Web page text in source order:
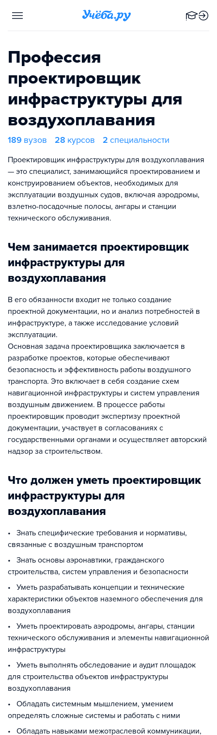
Профессия
проектировщик
инфраструктуры для
воздухоплавания
189 вузов 28 курсов 2 специальности
Проектировщик инфраструктуры для воздухоплавания
— это специалист, занимающийся проектированием и
конструированием объектов, необходимых для
эксплуатации воздушных судов, включая аэродромы,
взлетно-посадочные полосы, ангары и станции
технического обслуживания.
Чем занимается проектировщик
инфраструктуры для
воздухоплавания
В его обязанности входит не только создание
проектной документации, но и анализ потребностей в
инфраструктуре, а также исследование условий
эксплуатации.
Основная задача проектировщика заключается в
разработке проектов, которые обеспечивают
безопасность и эффективность работы воздушного
транспорта. Это включает в себя создание схем
навигационной инфраструктуры и систем управления
воздушным движением. В процессе работы
проектировщик проводит экспертизу проектной
документации, участвует в согласованиях с
государственными органами и осуществляет авторский
надзор за строительством.
Что должен уметь проектировщик
инфраструктуры для
воздухоплавания
• Знать специфические требования и нормативы,
связанные с воздушным транспортом
• Знать основы аэронавтики, гражданского
строительства, систем управления и безопасности
• Уметь разрабатывать концепции и технические
характеристики объектов наземного обеспечения для
воздухоплавания
• Уметь проектировать аэродромы, ангары, станции
технического обслуживания и элементы навигационной
инфраструктуры
• Уметь выполнять обследование и аудит площадок
для строительства объектов инфраструктуры
воздухоплавания
• Обладать системным мышлением, умением
определять сложные системы и работать с ними
• Обладать навыками межотраслевой коммуникации,